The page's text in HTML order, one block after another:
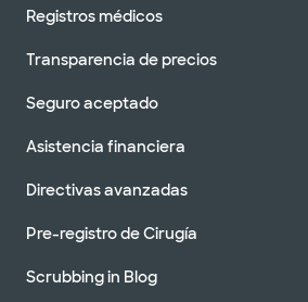
Registros médicos
Transparencia de precios
Seguro aceptado
Asistencia financiera
Directivas avanzadas
Pre-registro de Cirugía
Scrubbing in Blog